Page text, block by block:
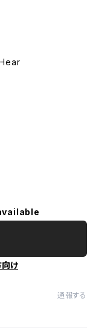
け
通報する